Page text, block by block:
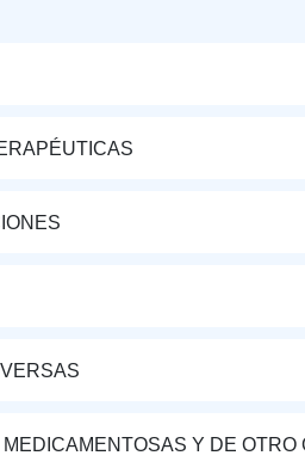
MEDICAMENTOSAS Y DE OTRO